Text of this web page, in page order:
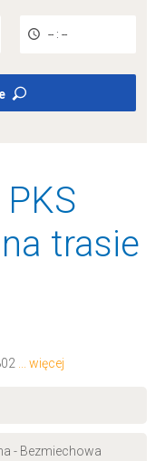
-- : --
trasie
... więcej
- Bezmiechowa